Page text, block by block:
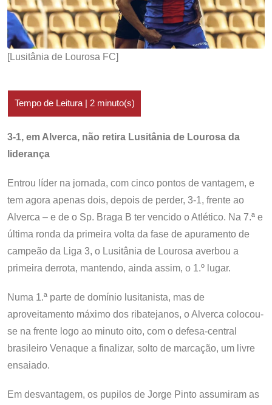
[Lusitânia de Lourosa FC]
3-1, em Alverca, não retira Lusitânia de Lourosa da
liderança
Entrou líder na jornada, com cinco pontos de vantagem, e
tem agora apenas dois, depois de perder, 3-1, frente ao
Alverca – e de o Sp. Braga B ter vencido o Atlético. Na 7.ª e
última ronda da primeira volta da fase de apuramento de
campeão da Liga 3, o Lusitânia de Lourosa averbou a
primeira derrota, mantendo, ainda assim, o 1.º lugar.
Numa 1.ª parte de domínio lusitanista, mas de
aproveitamento máximo dos ribatejanos, o Alverca colocou-
se na frente logo ao minuto oito, com o defesa-central
brasileiro Venaque a finalizar, solto de marcação, um livre
ensaiado.
Em desvantagem, os pupilos de Jorge Pinto assumiram as